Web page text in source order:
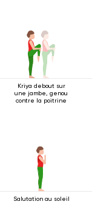
Kriya debout sur
une jambe, genou
contre la poitrine
Salutation au soleil